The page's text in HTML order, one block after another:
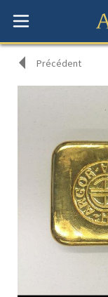
Précédent